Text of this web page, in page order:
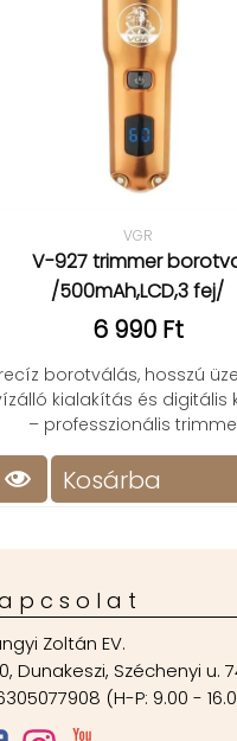
kijelző
DSD
porszívó /
poratka
Zoltán EV.
Dunakeszi, Széchenyi u.
(H-P: 9.00 -